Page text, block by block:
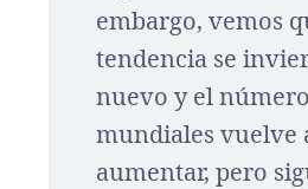
embargo, vemos
tendencia se
nuevo y el
mundiales vuelve
aumentar, pero